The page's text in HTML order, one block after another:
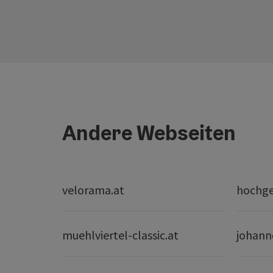
Andere Webseiten
velorama.at
muehlviertel-classic.at